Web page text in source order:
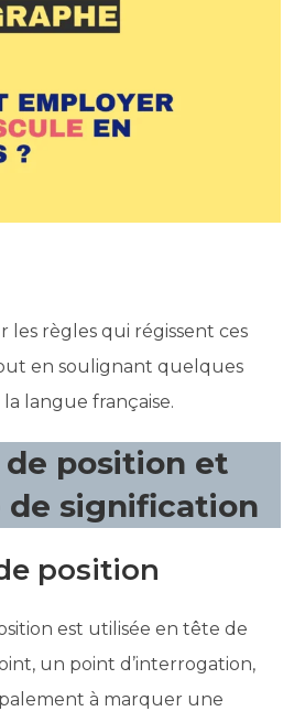
les règles qui régissent ces
en soulignant quelques
langue française.
de position et
de signification
position
est utilisée en tête de
un point d’interrogation,
à marquer une